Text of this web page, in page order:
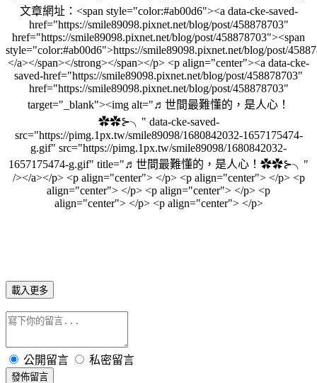
文章網址：<span style="color:#ab00d6"><a data-cke-saved-
href="https://smile89098.pixnet.net/blog/post/458878703"
href="https://smile89098.pixnet.net/blog/post/458878703"><span
style="color:#ab00d6">https://smile89098.pixnet.net/blog/post/
</a></span></strong></span></p> <p align="center"><a data-cke-
saved-href="https://smile89098.pixnet.net/blog/post/458878703"
href="https://smile89098.pixnet.net/blog/post/458878703"
target="_blank"><img alt="♬世間最難懂的，是人心！
✿✿⊱╮" data-cke-saved-
src="https://pimg.1px.tw/smile89098/1680842032-1657175474-
g.gif" src="https://pimg.1px.tw/smile89098/1680842032-
1657175474-g.gif" title="♬世間最難懂的，是人心！✿✿⊱╮"
/></a></p> <p align="center"> </p> <p align="center"> </p> <p
align="center"> </p> <p align="center"> </p> <p
align="center"> </p> <p align="center"> </p>
載入更多
公開留言 私密留言
發佈留言